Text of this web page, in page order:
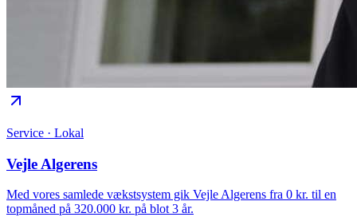
Service · Lokal
Vejle Algerens
Med vores samlede vækstsystem gik Vejle Algerens fra 0 kr. til en
topmåned på 320.000 kr. på blot 3 år.